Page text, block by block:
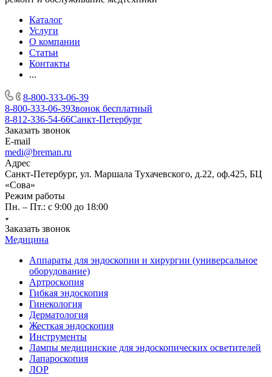
Каталог
Услуги
О компании
Статьи
Контакты
...
8-800-333-06-39
8-800-333-06-39Звонок бесплатный
8-812-336-54-66Санкт-Петербург
Заказать звонок
E-mail
medi@breman.ru
Адрес
Санкт-Петербург, ул. Маршала Тухачевского, д.22, оф.425, БЦ
«Сова»
Режим работы
Пн. – Пт.: с 9:00 до 18:00
Заказать звонок
Медицина
Аппараты для эндоскопии и хирургии (универсальное
оборудование)
Артроскопия
Гибкая эндоскопия
Гинекология
Дерматология
Жесткая эндоскопия
Инструменты
Лампы медицинские для эндоскопических осветителей
Лапароскопия
ЛОР